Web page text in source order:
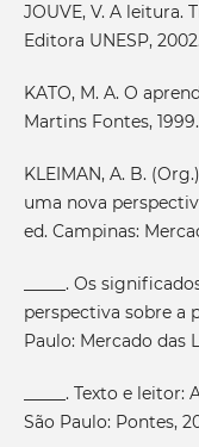
JOUVE, V. A leitura.
Editora UNESP, 2002.
KATO, M. A. O
Martins Fontes, 1999.
KLEIMAN, A. B.
uma nova
ed. Campinas:
_____. Os
perspectiva sobre a
Paulo: Mercado das
_____. Texto e
São Paulo: Pontes,